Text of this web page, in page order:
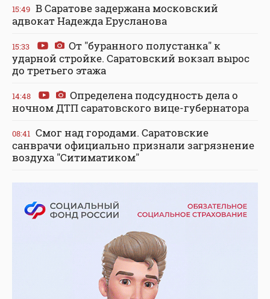
15:49 В Саратове задержана московский
адвокат Надежда Ерусланова
15:33
От "буранного полустанка" к
ударной стройке. Саратовский вокзал вырос
до третьего этажа
14:48
Определена подсудность дела о
ночном ДТП саратовского вице-губернатора
08:41 Смог над городами. Саратовские
санврачи официально признали загрязнение
воздуха "Ситиматиком"